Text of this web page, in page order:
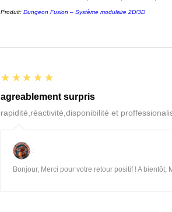
Produit: Dungeon Fusion – Système modulaire 2D/3D
5
★★★★★
agreablement surpris
rapidité,réactivité,disponibilité et
:
Bonjour, Merci pour votre retour positif ! A bientôt,